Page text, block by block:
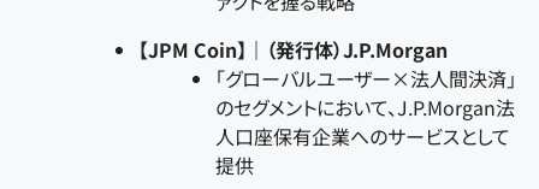
【JPM Coin】｜（発行体）J.P.Morgan
「グローバルユーザー×法人間決済」
のセグメントにおいて、J.P.Morgan法
人口座保有企業へのサービスとして
提供